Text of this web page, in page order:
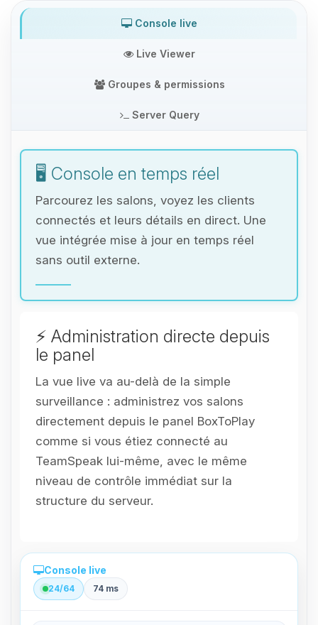
Console live
Live Viewer
Groupes & permissions
Server Query
🖥️ Console en temps réel
Parcourez les salons, voyez les clients
connectés et leurs détails en direct. Une
vue intégrée mise à jour en temps réel
sans outil externe.
⚡ Administration directe depuis
le panel
La vue live va au-delà de la simple
surveillance : administrez vos salons
directement depuis le panel BoxToPlay
comme si vous étiez connecté au
TeamSpeak lui-même, avec le même
niveau de contrôle immédiat sur la
structure du serveur.
Console live
24/64 74 ms